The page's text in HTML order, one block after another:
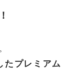
。
たプレミアム